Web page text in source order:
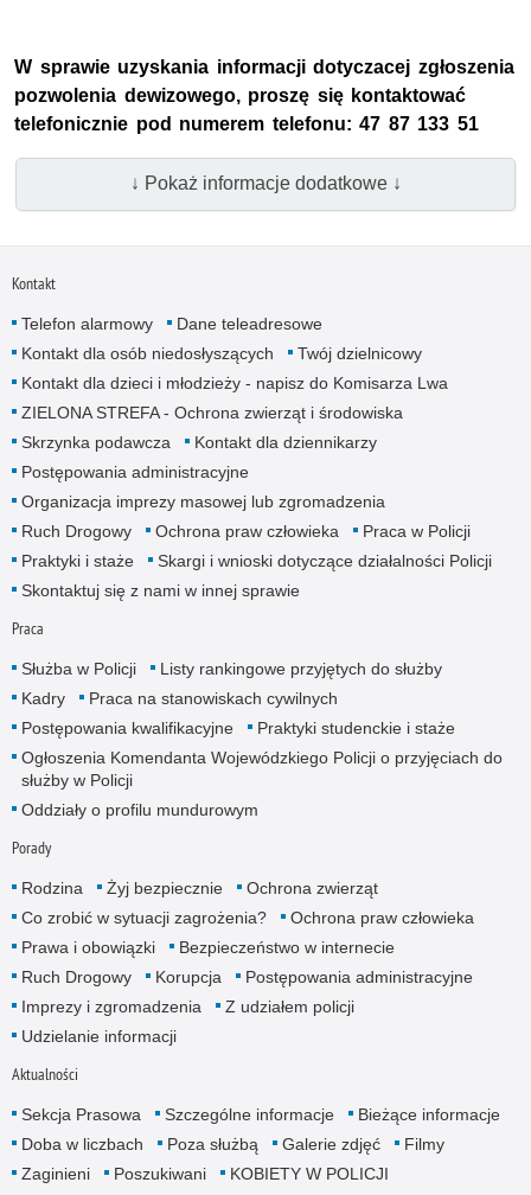
W sprawie uzyskania informacji dotyczacej zgłoszenia
pozwolenia dewizowego, proszę się kontaktować
telefonicznie pod numerem telefonu: 47 87 133 51
↓ Pokaż informacje dodatkowe ↓
Kontakt
Telefon alarmowy
Dane teleadresowe
Kontakt dla osób niedosłyszących
Twój dzielnicowy
Kontakt dla dzieci i młodzieży - napisz do Komisarza Lwa
ZIELONA STREFA - Ochrona zwierząt i środowiska
Skrzynka podawcza
Kontakt dla dziennikarzy
Postępowania administracyjne
Organizacja imprezy masowej lub zgromadzenia
Ruch Drogowy
Ochrona praw człowieka
Praca w Policji
Praktyki i staże
Skargi i wnioski dotyczące działalności Policji
Skontaktuj się z nami w innej sprawie
Praca
Służba w Policji
Listy rankingowe przyjętych do służby
Kadry
Praca na stanowiskach cywilnych
Postępowania kwalifikacyjne
Praktyki studenckie i staże
Ogłoszenia Komendanta Wojewódzkiego Policji o przyjęciach do
służby w Policji
Oddziały o profilu mundurowym
Porady
Rodzina Żyj bezpiecznie
Ochrona zwierząt
Co zrobić w sytuacji zagrożenia?
Ochrona praw człowieka
Prawa i obowiązki
Bezpieczeństwo w internecie
Ruch Drogowy
Korupcja
Postępowania administracyjne
Imprezy i zgromadzenia
Z udziałem policji
Udzielanie informacji
Aktualności
Sekcja Prasowa Szczególne informacje
Bieżące informacje
Doba w liczbach
Poza służbą Galerie zdjęć
Filmy
Zaginieni
Poszukiwani KOBIETY W POLICJI